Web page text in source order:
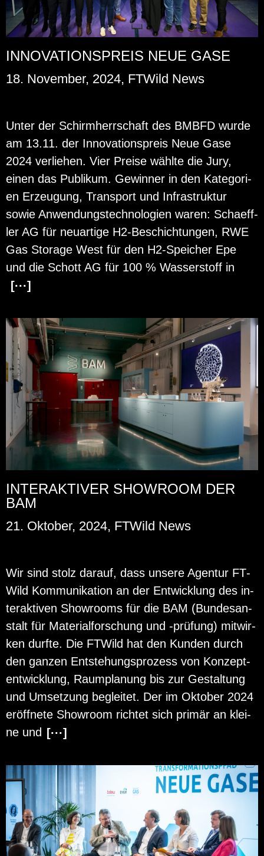
INNOVATIONSPREIS NEUE GASE
18. November, 2024, FTWild News
Unter der Schirm­herr­schaft des BMBFD wurde
am 13.11. der In­no­va­ti­ons­preis Neue Gase
2024 ver­lie­hen. Vier Prei­se wähl­te die Jury,
einen das Pu­bli­kum. Ge­win­ner in den Ka­te­go­ri­
en Er­zeu­gung, Trans­port und In­fra­struk­tur
sowie An­wen­dungs­tech­no­lo­gi­en waren: Scha­eff­
ler AG für neu­ar­ti­ge H2-Be­schich­tun­gen, RWE
Gas Sto­r­a­ge West für den H2-Spei­cher Epe
und die Schott AG für 100 % Was­ser­stoff in
[···]
INTERAKTIVER SHOWROOM DER
BAM
21. Oktober, 2024, FTWild News
Wir sind stolz dar­auf, dass un­se­re Agen­tur FT­
Wild Kom­mu­ni­ka­ti­on an der Ent­wick­lung des in­
ter­ak­ti­ven Show­rooms für die BAM (Bun­des­an­
stalt für Ma­te­ri­al­for­schung und -prü­fung) mit­wir­
ken durf­te. Die FT­Wild hat den Kun­den durch
den gan­zen Ent­ste­hungs­pro­zess von Kon­zept­
ent­wick­lung, Raum­pla­nung bis zur Ge­stal­tung
und Um­set­zung be­glei­tet. Der im Ok­to­ber 2024
er­öff­ne­te Show­room rich­tet sich pri­mär an klei­
ne und
[···]